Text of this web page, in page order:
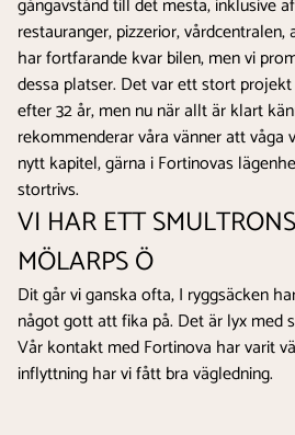
gångavstånd till det mesta, inklusive
restauranger, pizzerior,
har fortfarande kvar bilen, men vi
dessa platser. Det var ett stort
efter 32 år, men nu när allt är klart
rekommenderar våra vänner att
nytt kapitel, gärna i Fortinovas
stortrivs.
VI HAR ETT
MÖLARPS Ö
Dit går vi ganska ofta, I ryggsäcken
något gott att fika på. Det är lyx med
Vår kontakt med Fortinova har varit
inflyttning har vi fått bra vägledning.